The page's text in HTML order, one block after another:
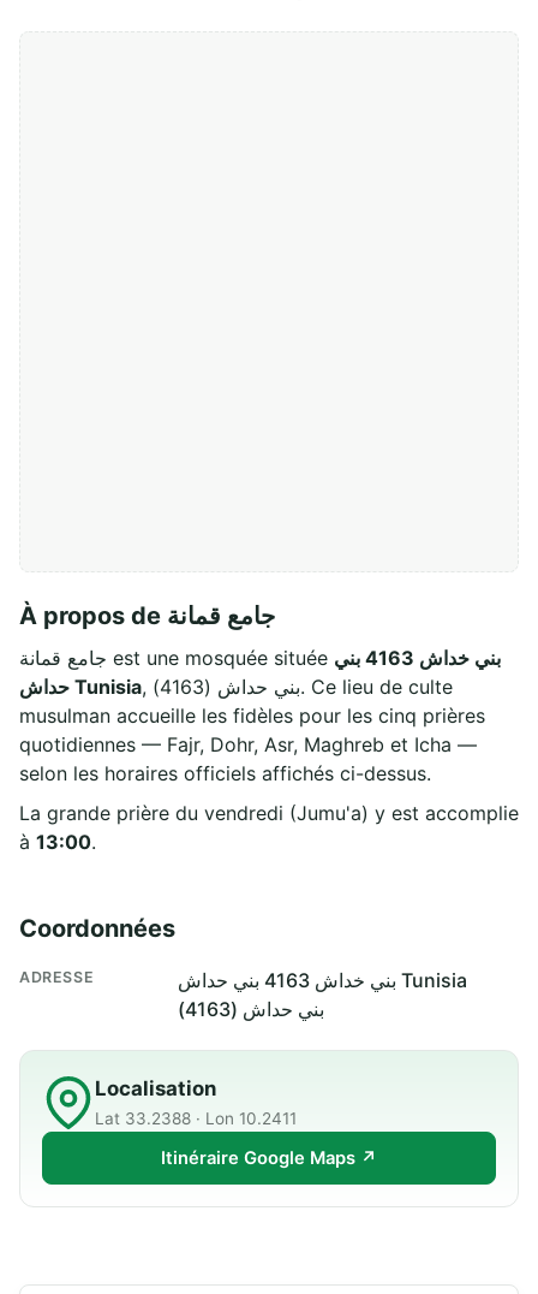
À propos de جامع قمانة
جامع قمانة est une mosquée située بني خداش 4163 بني
حداش Tunisia, بني حداش (4163). Ce lieu de culte
musulman accueille les fidèles pour les cinq prières
quotidiennes — Fajr, Dohr, Asr, Maghreb et Icha —
selon les horaires officiels affichés ci-dessus.
La grande prière du vendredi (Jumu'a) y est accomplie
à 13:00.
Coordonnées
ADRESSE
بني خداش 4163 بني حداش Tunisia
بني حداش (4163)
Localisation
Lat 33.2388 · Lon 10.2411
Itinéraire Google Maps ↗